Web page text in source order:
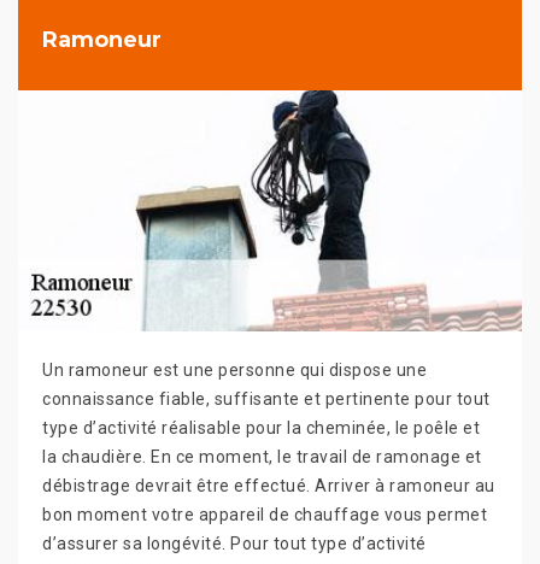
Ramoneur
Un ramoneur est une personne qui dispose une
connaissance fiable, suffisante et pertinente pour tout
type d’activité réalisable pour la cheminée, le poêle et
la chaudière. En ce moment, le travail de ramonage et
débistrage devrait être effectué. Arriver à ramoneur au
bon moment votre appareil de chauffage vous permet
d’assurer sa longévité. Pour tout type d’activité